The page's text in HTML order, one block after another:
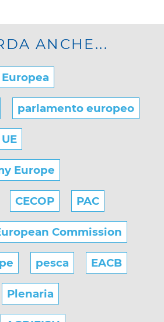
ANCHE...
parlamento europeo
Europe
CECOP PAC
Commission
pesca EACB
Plenaria